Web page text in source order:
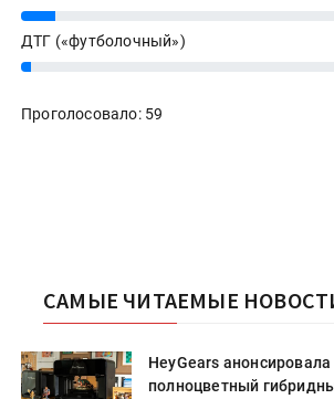
10%
ДТГ («футболочный»)
3%
Проголосовало: 59
САМЫЕ ЧИТАЕМЫЕ
HeyGears анонсировала
полноцветный